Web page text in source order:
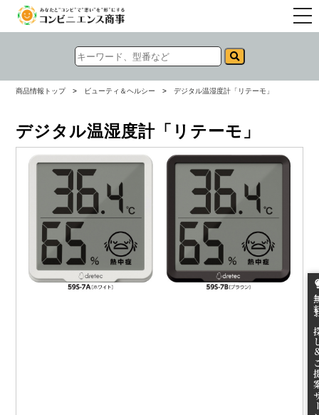
無
ご
商品情報トップ > ビューティ＆ヘルシー > デジタル温湿度計「リテーモ」
デジタル温湿度計「リテーモ」